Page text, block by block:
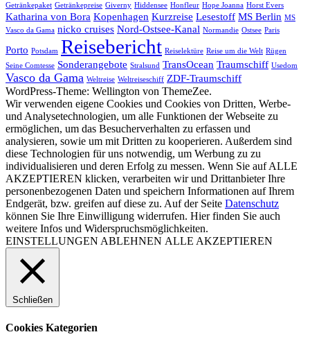
Getränkepaket Getränkepreise Giverny Hiddensee Honfleur Hope Joanna Horst Evers
Katharina von Bora Kopenhagen Kurzreise Lesestoff MS Berlin MS
Vasco da Gama nicko cruises Nord-Ostsee-Kanal Normandie Ostsee Paris
Porto Potsdam Reisebericht Reiselektüre Reise um die Welt Rügen
Seine Comtesse Sonderangebote Stralsund TransOcean Traumschiff Usedom
Vasco da Gama Weltreise Weltreiseschiff ZDF-Traumschiff
WordPress-Theme: Wellington von ThemeZee.
Wir verwenden eigene Cookies und Cookies von Dritten, Werbe-
und Analysetechnologien, um alle Funktionen der Webseite zu
ermöglichen, um das Besucherverhalten zu erfassen und
analysieren, sowie um mit Dritten zu kooperieren. Außerdem sind
diese Technologien für uns notwendig, um Werbung zu zu
individualisieren und deren Erfolg zu messen. Wenn Sie auf ALLE
AKZEPTIEREN klicken, verarbeiten wir und Drittanbieter Ihre
personenbezogenen Daten und speichern Informationen auf Ihrem
Endgerät, bzw. greifen auf diese zu. Auf der Seite Datenschutz
können Sie Ihre Einwilligung widerrufen. Hier finden Sie auch
weitere Infos und Widerspruchsmöglichkeiten.
EINSTELLUNGEN ABLEHNEN ALLE AKZEPTIEREN
Schließen
Cookies Kategorien